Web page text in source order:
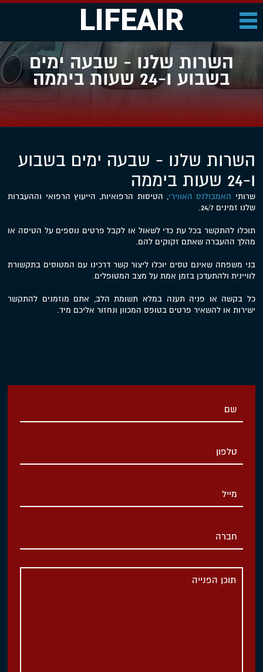
LIFEAIR
השרות שלנו - שבעה ימים
בשבוע ו-24 שעות ביממה
השרות שלנו - שבעה ימים בשבוע
ו-24 שעות ביממה
שרותי האמבולנס האווירי, הטיסות הרפואיות, הייעוץ הרפואי וההעברות
שלנו זמינים 24/7.
תוכלו להתקשר בכל עת כדי לשאול או לקבל פרטים נוספים על הטיסה או
מהלך ההעברה שאתם זקוקים להם.
בני משפחה שאינם טסים יוכלו ליצור קשר דרכינו עם המטוסים בתקשורת
לוויינית ולהתעדכן בזמן אמת על מצב המטופלים.
כל בקשה או פניה תענה במלא תשומת הלב, אתם מוזמנים להתקשר
ישירות או להשאיר פרטים בטופס המכוון ונחזור אליכם מיד.